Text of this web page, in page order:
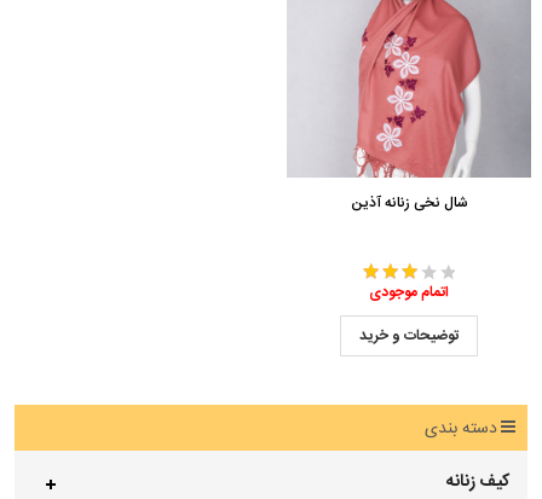
شال نخی زنانه آذین
اتمام موجودی
توضیحات و خرید
دسته بندی
کیف زنانه